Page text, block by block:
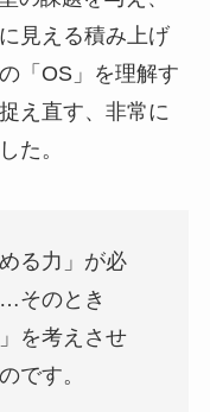
見える積み上げ
「OS」を理解す
え直す、非常に
た。
る力」が必
そのとき
を考えさせ
です。